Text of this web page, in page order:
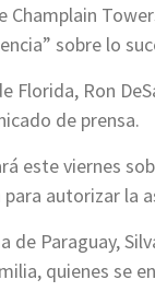
Champlain
sobre lo
Florida, Ron
de prensa.
este viernes
autorizar la
de Paraguay,
quienes se